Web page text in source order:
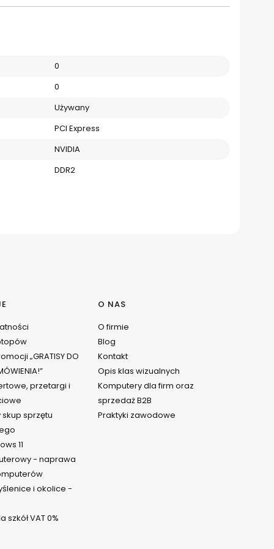
0
0
Używany
PCI Express
NVIDIA
DDR2
„GRATISY DO
przetargi i
sprzętu
11
- naprawa
i okolice -
szkół VAT 0%
O NAS
O firmie
Blog
Kontakt
Opis klas wizualnych
Komputery dla firm oraz
sprzedaż B2B
Praktyki zawodowe